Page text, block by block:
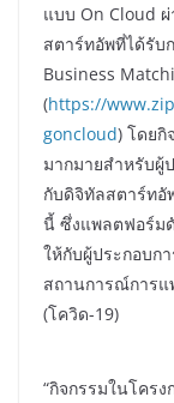
แบบ On Cloud
สตาร์ทอัพที่ได้รับ
Business
(https://
goncloud) โดยกิ
มากมายสำหรับผู้
กับดิจิทัลสตาร์ทอั
นี้ ซึ่งแพลตฟอร์ม
ให้กับผู้ประกอบก
สถานการณ์การแ
(โควิด-19)
“กิจกรรมในโคร